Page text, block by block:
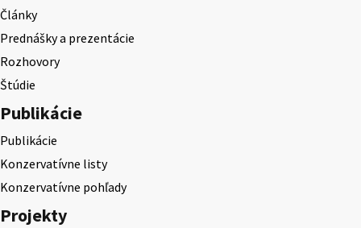
Články
Prednášky a prezentácie
Rozhovory
Štúdie
Publikácie
Publikácie
Konzervatívne listy
Konzervatívne pohľady
Projekty